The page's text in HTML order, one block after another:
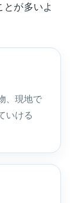
が多いよ
、現地で
いける